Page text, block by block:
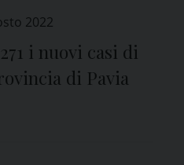
2022
i nuovi casi di
di Pavia